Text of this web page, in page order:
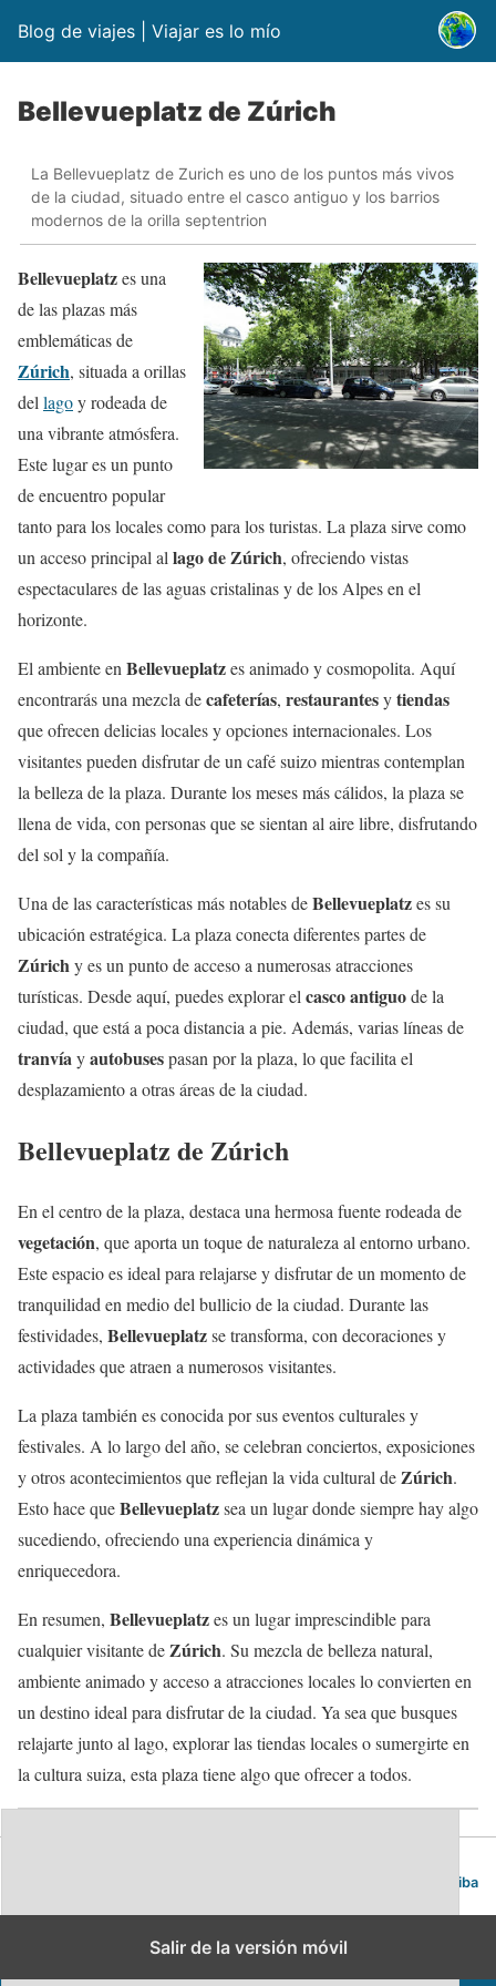
Blog de viajes | Viajar es lo mío
Bellevueplatz de Zúrich
La Bellevueplatz de Zurich es uno de los puntos más vivos
de la ciudad, situado entre el casco antiguo y los barrios
modernos de la orilla septentrion
Bellevueplatzes una
de las plazas más
emblemáticas de
Zúrich, situada a orillas
del lagoy rodeada de
una vibrante atmósfera.
Este lugar es un punto
de encuentro popular
tanto para los locales como para los turistas. La plaza sirve como
un acceso principal al lago de Zúrich, ofreciendo vistas
espectaculares de las aguas cristalinas y de los Alpes en el
horizonte.
El ambiente en Bellevueplatzes animado y cosmopolita. Aquí
encontrarás una mezcla decafeterías, restaurantesytiendas
que ofrecen delicias locales y opciones internacionales. Los
visitantes pueden disfrutar de un café suizo mientras contemplan
la belleza de la plaza. Durante los meses más cálidos, la plaza se
llena de vida, con personas que se sientan al aire libre, disfrutando
del sol y la compañía.
Una de las características más notables deBellevueplatzes su
ubicación estratégica. La plaza conecta diferentes partes de
Zúrichy es un punto de acceso a numerosas atracciones
turísticas. Desde aquí, puedes explorar el casco antiguode la
ciudad, que está a poca distancia a pie. Además, varias líneas de
tranvíayautobusespasan por la plaza, lo que facilita el
desplazamiento a otras áreas de la ciudad.
Bellevueplatz de Zúrich
En el centro de la plaza, destaca una hermosa fuente rodeada de
vegetación, que aporta un toque de naturaleza al entorno urbano.
Este espacio es ideal para relajarse y disfrutar de un momento de
tranquilidad en medio del bullicio de la ciudad. Durante las
festividades, Bellevueplatzse transforma, con decoraciones y
actividades que atraen a numerosos visitantes.
La plaza también es conocida por sus eventos culturales y
festivales. A lo largo del año, se celebran conciertos, exposiciones
y otros acontecimientos que reflejan la vida cultural de Zúrich.
Esto hace queBellevueplatzsea un lugar donde siempre hay algo
sucediendo, ofreciendo una experiencia dinámica y
enriquecedora.
En resumen, Bellevueplatzes un lugar imprescindible para
cualquier visitante de Zúrich. Su mezcla de belleza natural,
ambiente animado y acceso a atracciones locales lo convierten en
un destino ideal para disfrutar de la ciudad. Ya sea que busques
relajarte junto al lago, explorar las tiendas locales o sumergirte en
la cultura suiza, esta plaza tiene algo que ofrecer a todos.
Volver arriba
Salir de la versión móvil